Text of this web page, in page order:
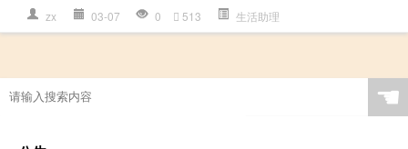
zx 03-07 0 513 生活助理
☚